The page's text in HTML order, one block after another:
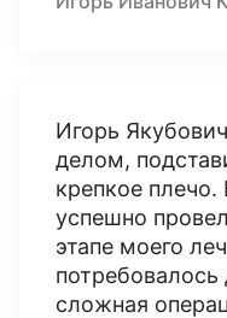
Игорь
делом,
крепкое
успешно
этапе моего
сложная